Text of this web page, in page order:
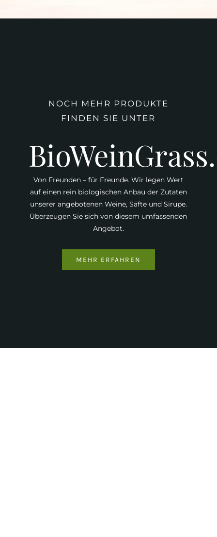
NOCH MEHR PRODUKTE
FINDEN SIE UNTER
Von Freunden – für Freunde. Wir legen Wert
auf einen rein biologischen Anbau der Zutaten
unserer angebotenen Weine, Säfte und Sirupe.
Überzeugen Sie sich von diesem umfassenden
Angebot.
MEHR ERFAHREN